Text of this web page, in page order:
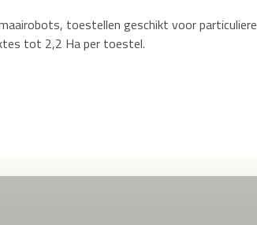
toestellen geschikt voor particuliere
tot 2,2 Ha per toestel.